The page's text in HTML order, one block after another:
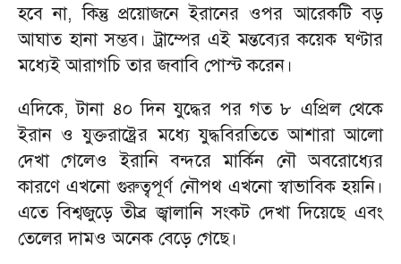
হবে না, কিন্তু প্রয়োজনে ইরানের ওপর আরেকটি বড়
আঘাত হানা সম্ভব। ট্রাম্পের এই মন্তব্যের কয়েক ঘণ্টার
মধ্যেই আরাগচি তার জবাবি পোস্ট করেন।
এদিকে, টানা ৪০ দিন যুদ্ধের পর গত ৮ এপ্রিল থেকে
ইরান ও যুক্তরাষ্ট্রের মধ্যে যুদ্ধবিরতিতে আশারা আলো
দেখা গেলেও ইরানি বন্দরে মার্কিন নৌ অবরোধ্যের
কারণে এখনো গুরুত্বপূর্ণ নৌপথ এখনো স্বাভাবিক হয়নি।
এতে বিশ্বজুড়ে তীব্র জ্বালানি সংকট দেখা দিয়েছে এবং
তেলের দামও অনেক বেড়ে গেছে।